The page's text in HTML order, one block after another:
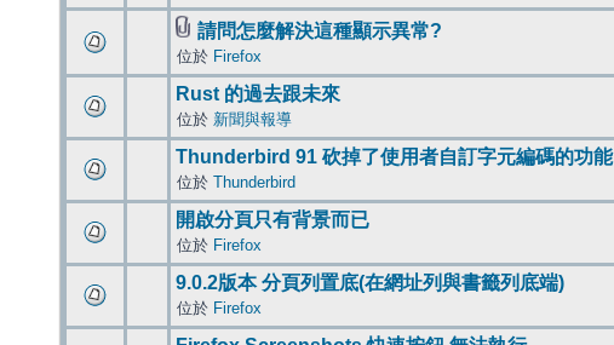
請問怎麼解決這種顯示異常?
位於 Firefox
Rust 的過去跟未來
位於 新聞與報導
Thunderbird 91 砍掉了使用者自訂字元編碼的功能
位於 Thunderbird
開啟分頁只有背景而已
位於 Firefox
9.0.2版本 分頁列置底(在網址列與書籤列底端)
位於 Firefox